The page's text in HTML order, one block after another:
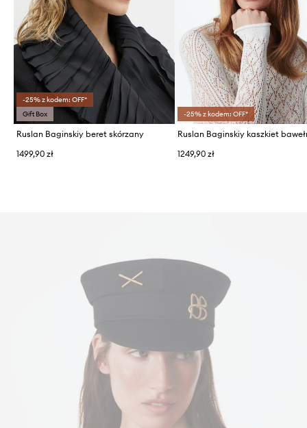
-25% z kodem: OFF*
Gift Box
Ruslan Baginskiy beret skórzany
1499,90 zł
-25% z kodem: OFF*
1249,90 zł